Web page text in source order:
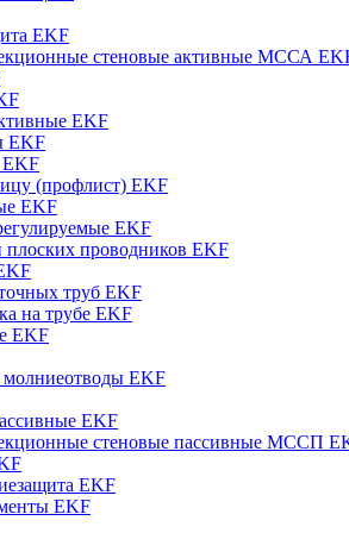
EKF
стеновые активные МССА
EKF
EKF
EKF
(профлист) EKF
EKF
EKF
плоских проводников EKF
труб EKF
на трубе EKF
EKF
EKF
EKF
стеновые пассивные МССП
EKF
EKF